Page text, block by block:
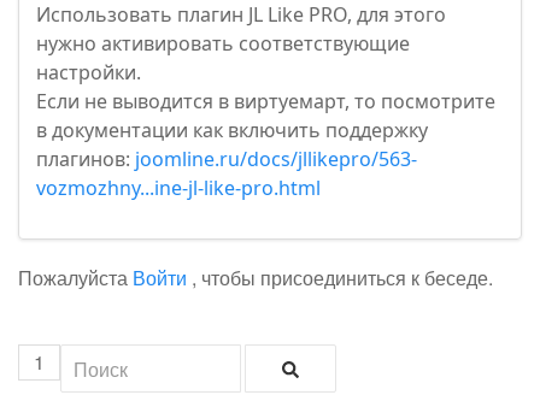
Использовать плагин JL Like PRO, для этого
нужно активировать соответствующие
настройки.
Если не выводится в виртуемарт, то посмотрите
в документации как включить поддержку
плагинов: joomline.ru/docs/jllikepro/563-
vozmozhny...ine-jl-like-pro.html
Пожалуйста Войти , чтобы присоединиться к беседе.
1